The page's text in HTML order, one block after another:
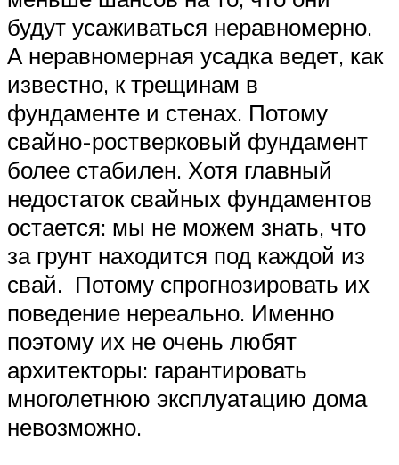
будут усаживаться неравномерно.
А неравномерная усадка ведет, как
известно, к трещинам в
фундаменте и стенах. Потому
свайно-ростверковый фундамент
более стабилен. Хотя главный
недостаток свайных фундаментов
остается: мы не можем знать, что
за грунт находится под каждой из
свай. Потому спрогнозировать их
поведение нереально. Именно
поэтому их не очень любят
архитекторы: гарантировать
многолетнюю эксплуатацию дома
невозможно.